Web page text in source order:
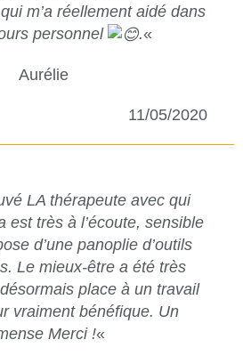
m’a réellement aidé dans
personnel
.«
Aurélie
11/05/2020
LA thérapeute avec qui
est très à l’écoute, sensible
d’une panoplie d’outils
Le mieux-être a été très
place à un travail
vraiment bénéfique. Un
Merci !«